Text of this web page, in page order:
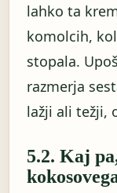
lahko ta
komolcih,
stopala.
razmerja
lažji ali težji,
5.2. Kaj